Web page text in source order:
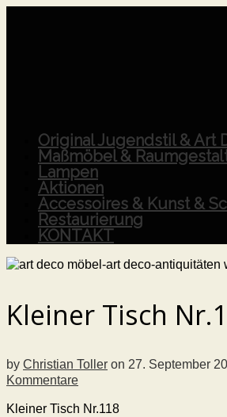
Original Jugendstil & Art
Maßmöbel &
Lampen
Aktionen
Accessoires & Kunst &
Restaurierung
KONTAKT
Kleiner Tisch
by Christian Toller on 27. September
Kommentare
Kleiner Tisch Nr.118